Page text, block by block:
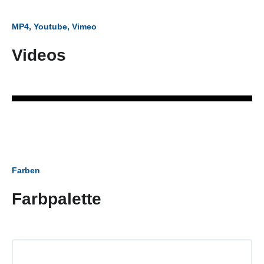
MP4, Youtube, Vimeo
Videos
Farben
Farbpalette